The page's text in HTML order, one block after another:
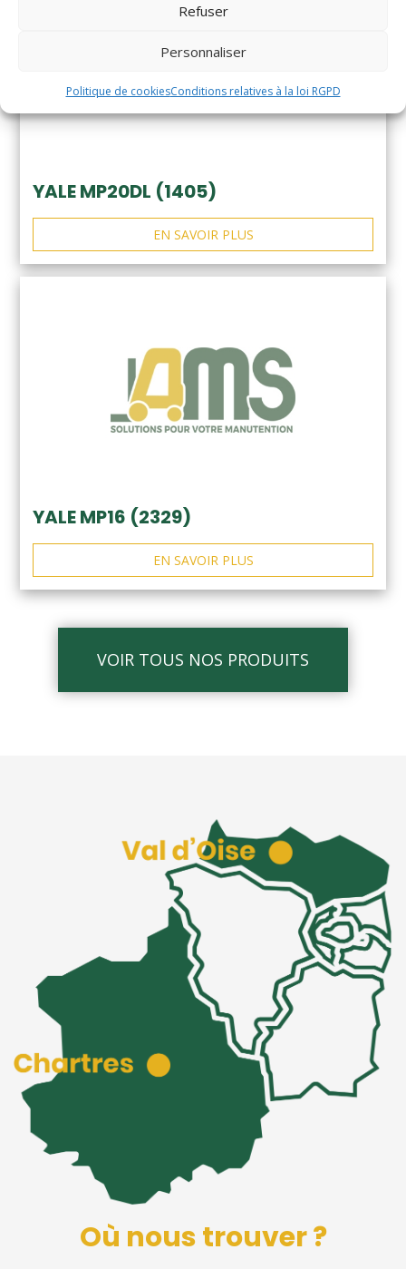
Refuser
Personnaliser
Politique de cookiesConditions relatives à la loi RGPD
YALE MP20DL (1405)
EN SAVOIR PLUS
YALE MP16 (2329)
EN SAVOIR PLUS
VOIR TOUS NOS PRODUITS
Où nous trouver ?